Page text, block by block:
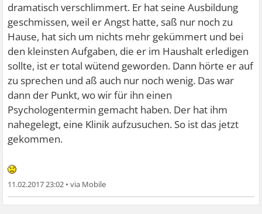
dramatisch verschlimmert. Er hat seine Ausbildung
geschmissen, weil er Angst hatte, saß nur noch zu
Hause, hat sich um nichts mehr gekümmert und bei
den kleinsten Aufgaben, die er im Haushalt erledigen
sollte, ist er total wütend geworden. Dann hörte er auf
zu sprechen und aß auch nur noch wenig. Das war
dann der Punkt, wo wir für ihn einen
Psychologentermin gemacht haben. Der hat ihm
nahegelegt, eine Klinik aufzusuchen. So ist das jetzt
gekommen.
11.02.2017 23:02 •